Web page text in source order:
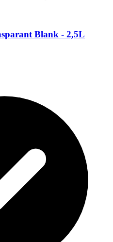
Blank - 2,5L